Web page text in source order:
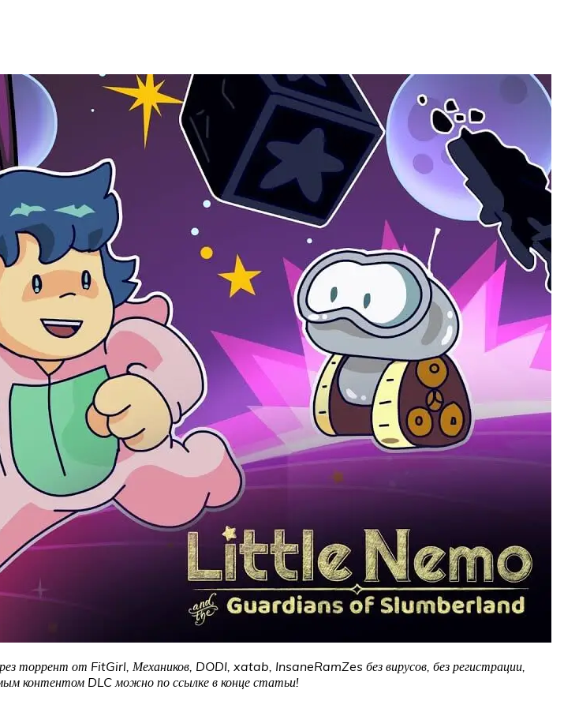
от FitGirl, Механиков, DODI, xatab, InsaneRamZes без вирусов, без регистрации,
контентом DLC можно по ссылке в конце статьи!